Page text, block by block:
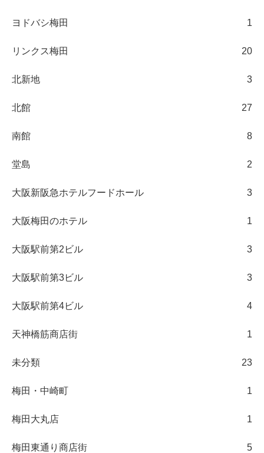
ヨドバシ梅田 1
リンクス梅田 20
北新地 3
北館 27
南館 8
堂島 2
大阪新阪急ホテルフードホール 3
大阪梅田のホテル 1
大阪駅前第2ビル 3
大阪駅前第3ビル 3
大阪駅前第4ビル 4
天神橋筋商店街 1
未分類 23
梅田・中崎町 1
梅田大丸店 1
梅田東通り商店街 5